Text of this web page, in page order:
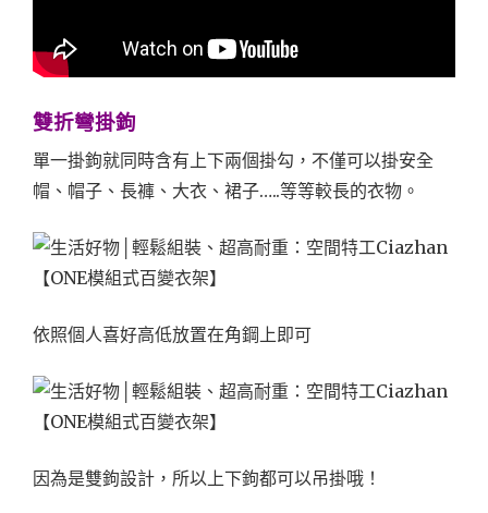
雙折彎掛鉤
單一掛鉤就同時含有上下兩個掛勾，不僅可以掛安全
帽、帽子、長褲、大衣、裙子…..等等較長的衣物。
依照個人喜好高低放置在角鋼上即可
因為是雙鉤設計，所以上下鉤都可以吊掛哦！